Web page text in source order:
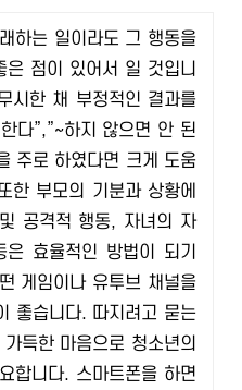
하는 일이라도 그 행동을
점이 있어서 일 것입니
시한 채 부정적인 결과를
다”,”~하지 않으면 안 된
주로 하였다면 크게 도움
한 부모의 기분과 상황에
공격적 행동, 자녀의 자
효율적인 방법이 되기
게임이나 유투브 채널을
좋습니다. 따지려고 묻는
득한 마음으로 청소년의
합니다. 스마트폰을 하면